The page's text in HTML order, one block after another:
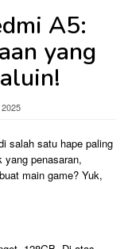
A5:
yang
salah satu hape paling
penasaran,
main game? Yuk,